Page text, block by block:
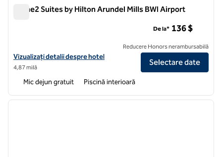
Home2 Suites by Hilton Arundel Mills BWI Airport
Vizualizați detaliile hotelului pentru Aeroportul BWI Home2 Suites
Vizualizați detalii despre hotel
4,87 milă
De la* 136 $
Reducere Honors nerambursabilă
Selectare date
Mic dejun gratuit Piscină interioară
1 din 12